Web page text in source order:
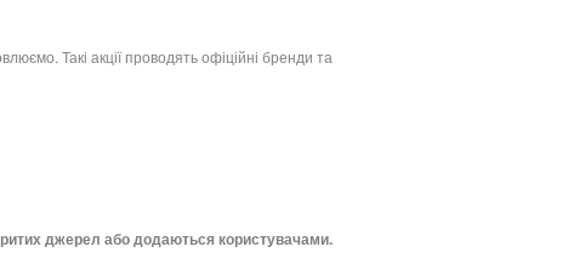
Такі акції проводять офіційні бренди та
джерел або додаються користувачами.